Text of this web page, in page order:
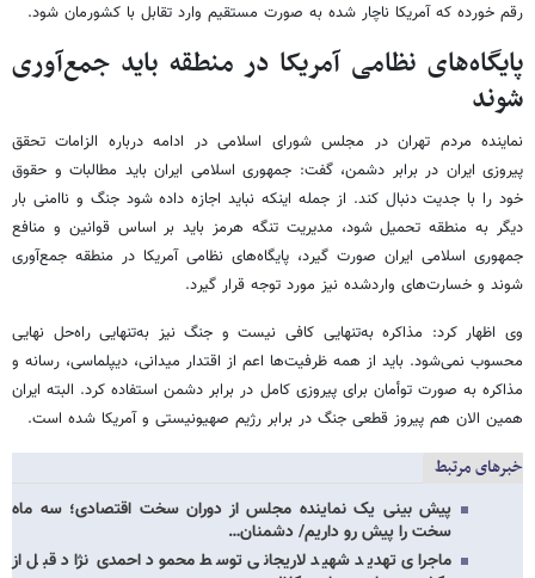
رقم خورده که آمریکا ناچار شده به صورت مستقیم وارد تقابل با کشورمان شود.
پایگاه‌های نظامی آمریکا در منطقه باید جمع‌آوری
شوند
نماینده مردم تهران در مجلس شورای اسلامی در ادامه درباره الزامات تحقق
پیروزی ایران در برابر دشمن، گفت: جمهوری اسلامی ایران باید مطالبات و حقوق
خود را با جدیت دنبال کند. از جمله اینکه نباید اجازه داده شود جنگ و ناامنی بار
دیگر به منطقه تحمیل شود، مدیریت تنگه هرمز باید بر اساس قوانین و منافع
جمهوری اسلامی ایران صورت گیرد، پایگاه‌های نظامی آمریکا در منطقه جمع‌آوری
شوند و خسارت‌های واردشده نیز مورد توجه قرار گیرد.
وی اظهار کرد: مذاکره به‌تنهایی کافی نیست و جنگ نیز به‌تنهایی راه‌حل نهایی
محسوب نمی‌شود. باید از همه ظرفیت‌ها اعم از اقتدار میدانی، دیپلماسی، رسانه و
مذاکره به صورت توأمان برای پیروزی کامل در برابر دشمن استفاده کرد. البته ایران
همین الان هم پیروز قطعی جنگ در برابر رژیم صهیونیستی و آمریکا شده است.
خبرهای مرتبط
پیش بینی یک نماینده مجلس از دوران سخت اقتصادی؛ سه ماه
سخت را پیش رو داریم/ دشمنان…
ماجرای تهدید شهید لاریجانی توسط محمود احمدی‌ نژاد قبل از